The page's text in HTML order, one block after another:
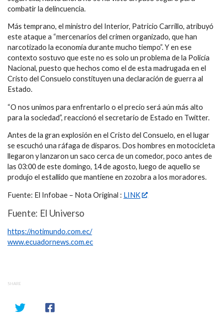
combatir la delincuencia.
Más temprano, el ministro del Interior, Patricio Carrillo, atribuyó
este ataque a “mercenarios del crimen organizado, que han
narcotizado la economía durante mucho tiempo”. Y en ese
contexto sostuvo que este no es solo un problema de la Policía
Nacional, puesto que hechos como el de esta madrugada en el
Cristo del Consuelo constituyen una declaración de guerra al
Estado.
“O nos unimos para enfrentarlo o el precio será aún más alto
para la sociedad”, reaccionó el secretario de Estado en Twitter.
Antes de la gran explosión en el Cristo del Consuelo, en el lugar
se escuchó una ráfaga de disparos. Dos hombres en motocicleta
llegaron y lanzaron un saco cerca de un comedor, poco antes de
las 03:00 de este domingo, 14 de agosto, luego de aquello se
produjo el estallido que mantiene en zozobra a los moradores.
Fuente: El Infobae – Nota Original : LINK
Fuente: El Universo
https://notimundo.com.ec/
www.ecuadornews.com.ec
SHARE